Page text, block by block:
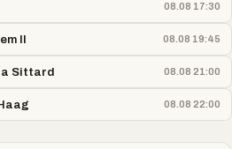
08.08 17:30
II 08.08 19:45
Sittard 08.08 21:00
08.08 22:00